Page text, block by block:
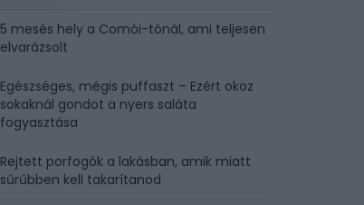
5 mesés hely a Comói-tónál, ami teljesen
elvarázsolt
Egészséges, mégis puffaszt – Ezért okoz
sokaknál gondot a nyers saláta
fogyasztása
Rejtett porfogók a lakásban, amik miatt
sűrűbben kell takarítanod